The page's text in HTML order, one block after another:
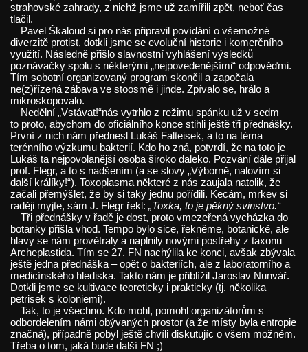
strahovské zahrady, z nichž jsme už zamířili zpět, neboť čas
tlačil.
Pavel Škaloud si pro nás připravil povídání o všemožné
diverzitě protist, dotkli jsme se evoluční historie i komerčního
využití. Následně přišlo slavnostní vyhlášení výsledků
poznávačky spolu s některými „nejpovedenějšími“ odpověďmi.
Tím sobotní organizovaný program skončil a započala
ne(z)řízená zábava ve stoosmě i jinde. Zpívalo se, hrálo a
mikroskopovalo.
Nedělní „Vstávat!“nás vytrhlo z režimu spánku už v sedm –
to proto, abychom do oficiálního konce stihli ještě tři přednášky.
První z nich nám přednesl Lukáš Falteisek, a to na téma
terénního výzkumu bakterií. Kdo ho zná, potvrdí, že na toto je
Lukáš ta nejpovolanější osoba široko daleko. Pozvání dále přijal
prof. Flegr, a to s nadšením (a se slovy „Výborně, nalovím si
další králíky!“). Toxoplasma některé z nás zaujala natolik, že
začali přemýšlet, že by si taky jednu pořídili. Kecám, mrkev si
raději myjte, sám J. Flegr řekl: „Toxka, to je pěkný svinstvo.“
Tři přednášky v řadě je dost, proto vmezeřená vycházka do
botanky přišla vhod. Tempo bylo sice, řekněme, botanické, ale
hlavy se nám provětraly a naplnily novými postřehy z taxonu
Archeplastida. Tím se 27. FN nachýlila ke konci, avšak zbývala
ještě jedna přednáška – opět o bakteriích, ale z laboratorního a
medicínského hlediska. Takto nám je přiblížil Jaroslav Nunvář.
Dotkli jsme se kultivace teoreticky i prakticky (tj. několika
petrisek s koloniemi).
Tak, to je všechno. Kdo mohl, pomohl organizátorům s
odbordelením námi obývaných prostor (a že místy byla entropie
značná), případně pobyl ještě chvíli diskutujíc o všem možném.
Třeba o tom, jaká bude další FN ;)